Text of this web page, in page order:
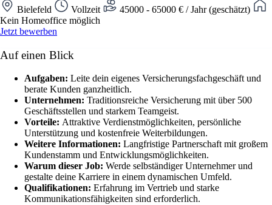
Bielefeld Vollzeit
45000 - 65000 € / Jahr (geschätzt)
Kein Homeoffice möglich
Jetzt bewerben
Auf einen Blick
Aufgaben: Leite dein eigenes Versicherungsfachgeschäft und
berate Kunden ganzheitlich.
Unternehmen: Traditionsreiche Versicherung mit über 500
Geschäftsstellen und starkem Teamgeist.
Vorteile: Attraktive Verdienstmöglichkeiten, persönliche
Unterstützung und kostenfreie Weiterbildungen.
Weitere Informationen: Langfristige Partnerschaft mit großem
Kundenstamm und Entwicklungsmöglichkeiten.
Warum dieser Job: Werde selbständiger Unternehmer und
gestalte deine Karriere in einem dynamischen Umfeld.
Qualifikationen: Erfahrung im Vertrieb und starke
Kommunikationsfähigkeiten sind erforderlich.